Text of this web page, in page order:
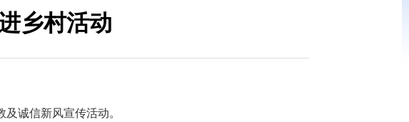
乡村活动
诚信新风宣传活动。